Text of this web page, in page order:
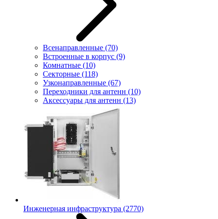
Всенаправленные (70)
Встроенные в корпус (9)
Комнатные (10)
Секторные (118)
Узконаправленные (67)
Переходники для антенн (10)
Аксессуары для антенн (13)
Инженерная инфраструктура (2770)